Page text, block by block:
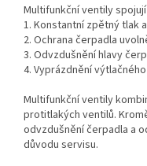
Multifunkční ventily
1. Konstantní zpětný tlak
2. Ochrana čerpadla
3. Odvzdušnění hlavy
4. Vyprázdnění
Multifunkční ventily
protitlakých ventilů.
odvzdušnění čerpadla a
důvodu servisu.